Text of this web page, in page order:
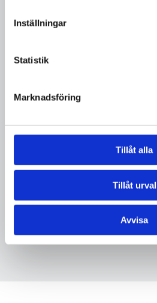
Inställningar
Statistik
Marknadsföring
Tillåt alla
Tillåt urval
Avvisa
Mie Nyman
ekholmen_21@hotmail.com